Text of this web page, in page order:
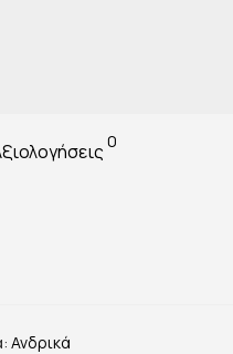
0
Ανδρικά